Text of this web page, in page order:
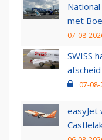
met
07-08-
SWISS
07-
easyJet